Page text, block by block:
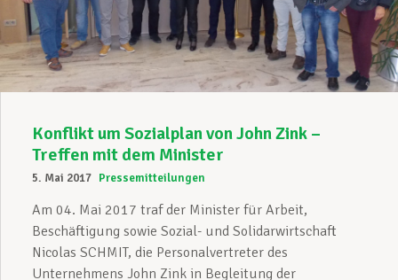
Konflikt um Sozialplan von John Zink –
Treffen mit dem Minister
5. Mai 2017 Pressemitteilungen
Am 04. Mai 2017 traf der Minister für Arbeit,
Beschäftigung sowie Sozial- und Solidarwirtschaft
Nicolas SCHMIT, die Personalvertreter des
Unternehmens John Zink in Begleitung der